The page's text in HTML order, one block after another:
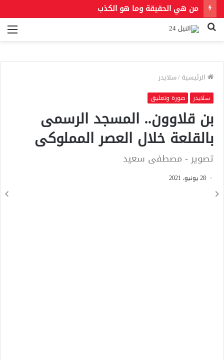
من هي الحقيقة وما هو الكذب
بحث
الرئيسية/سلايدر
سلايدر صورة وتعليق
بن قلاوون.. المسجد الرسمى
بالقلعة خلال العصر المملوكى
تصوير - مصطفى سعيد
28 يونيو، 2021